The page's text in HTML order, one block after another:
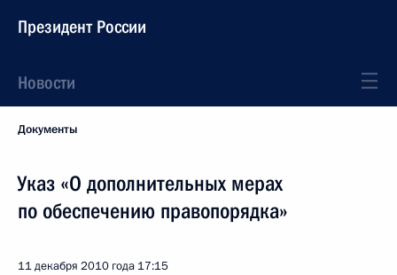
Президент России
Новости
Документы
Указ «О дополнительных мерах
по обеспечению правопорядка»
11 декабря 2010 года 17:15